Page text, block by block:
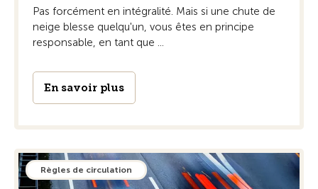
Pas forcément en intégralité. Mais si une chute de
neige blesse quelqu'un, vous êtes en principe
responsable, en tant que ...
En savoir plus
Règles de circulation